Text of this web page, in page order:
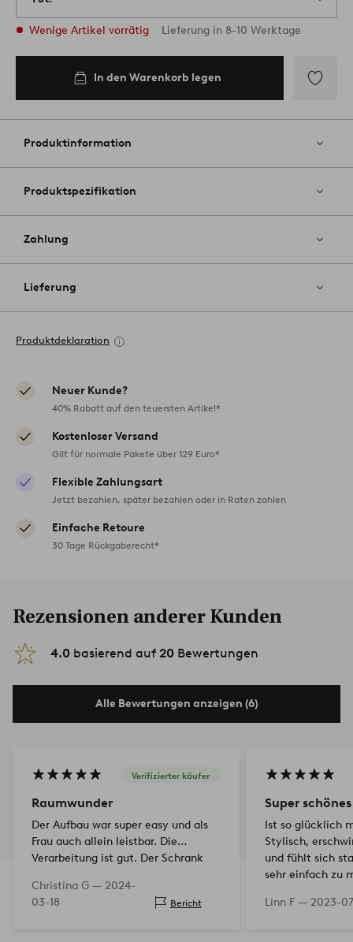
Wenige Artikel vorrätig Lieferung in 8-10 Werktage
In den Warenkorb legen
Favoriten
Produktinformation
Produktspezifikation
Zahlung
Lieferung
Produktdeklaration
Neuer Kunde?
40% Rabatt auf den teuersten Artikel*
Kostenloser Versand
Gilt für normale Pakete über 129 Euro*
Flexible Zahlungsart
Jetzt bezahlen, später bezahlen oder in Raten zahlen
Einfache Retoure
30 Tage Rückgaberecht*
Rezensionen anderer Kunden
4.0 basierend auf 20 Bewertungen
Alle Bewertungen anzeigen (6)
Verifizierter käufer
Raumwunder
Der Aufbau war super easy und als
Frau auch allein leistbar. Die
Verarbeitung ist gut. Der Schrank
Aufbewahren aller sperrigen
Haushaltsgegenstände und dank d…
Christina G — 2024-
03-18
Bericht
Super
Ist so glücklich
Stylisch,
und fühlt sich
sehr einfach zu
Linn F — 2023-